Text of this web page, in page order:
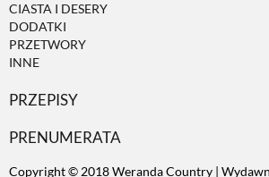
CIASTA I DESERY
DODATKI
PRZETWORY
INNE
PRZEPISY
PRENUMERATA
Copyright © 2018 Weranda Country |